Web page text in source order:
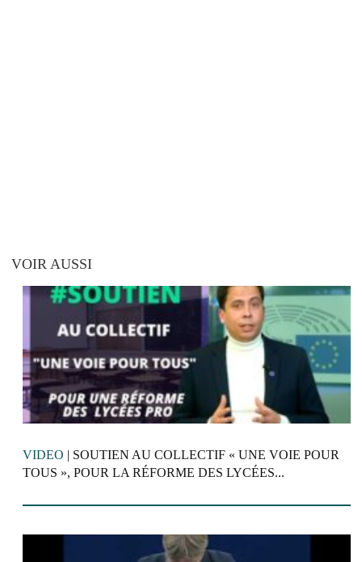
VOIR AUSSI
VIDEO | SOUTIEN AU COLLECTIF « UNE VOIE POUR
TOUS », POUR LA RÉFORME DES LYCÉES...